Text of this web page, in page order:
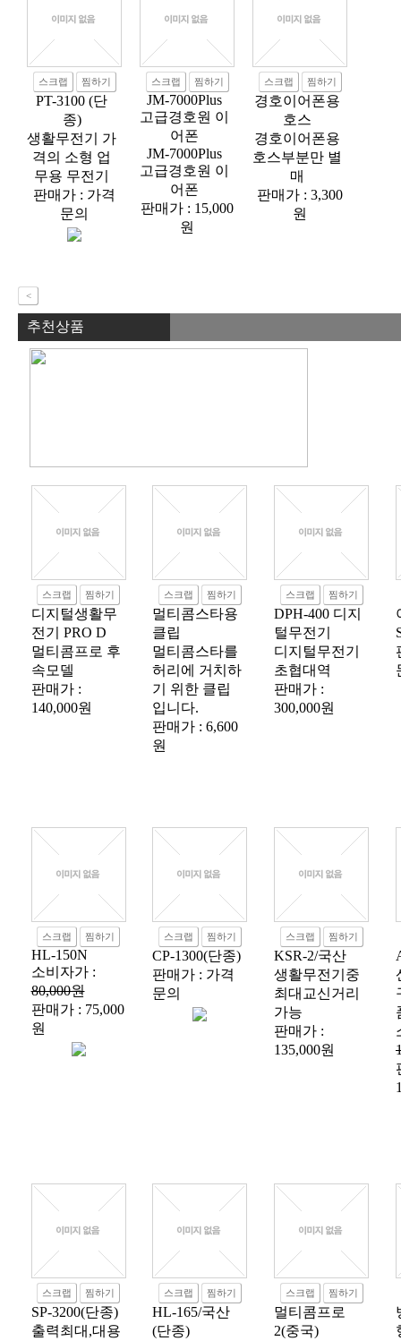
스크랩 찜하기
PT-3100 (단
종)
생활무전기 가
격의 소형 업
무용 무전기
판매가 : 가격
문의
스크랩 찜하기
JM-7000Plus
고급경호원 이
어폰
JM-7000Plus
고급경호원 이
어폰
판매가 : 15,000
원
스크랩 찜하기
경호이어폰용
호스
경호이어폰용
호스부분만 별
매
판매가 : 3,300
원
<
추천상품
스크랩 찜하기
디지털생활무
전기 PRO D
멀티콤프로 후
속모델
판매가 :
140,000원
스크랩 찜하기
멀티콤스타용
클립
멀티콤스타를
허리에 거치하
기 위한 클립
입니다.
판매가 : 6,600
원
스크랩 찜하기
DPH-400 디지
털무전기
디지털무전기
초협대역
판매가 :
300,000원
스크랩 찜하기
HL-150N
소비자가 :
80,000원
판매가 : 75,000
원
스크랩 찜하기
CP-1300(단종)
판매가 : 가격
문의
스크랩 찜하기
KSR-2/국산
생활무전기중
최대교신거리
가능
판매가 :
135,000원
스크랩 찜하기
SP-3200(단종)
출력최대,대용
스크랩 찜하기
HL-165/국산
(단종)
스크랩 찜하기
멀티콤프로
2(중국)